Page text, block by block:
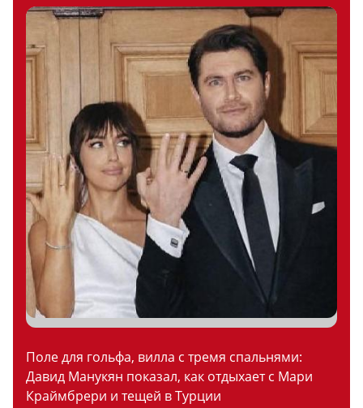
Поле для гольфа, вилла с тремя спальнями:
Давид Манукян показал, как отдыхает с Мари
Краймбрери и тещей в Турции